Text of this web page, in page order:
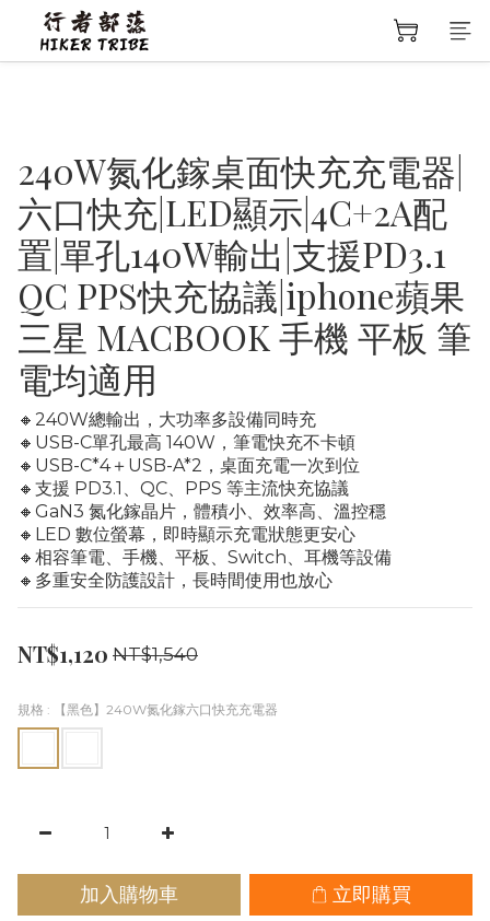
240W氮化鎵桌面快充充電器|
六口快充|LED顯示|4C+2A配
置|單孔140W輸出|支援PD3.1
QC PPS快充協議|iphone蘋果
三星 MACBOOK 手機 平板 筆
電均適用
🔸240W總輸出，大功率多設備同時充
🔸USB-C單孔最高 140W，筆電快充不卡頓
🔸USB-C*4＋USB-A*2，桌面充電一次到位
🔸支援 PD3.1、QC、PPS 等主流快充協議
🔸GaN3 氮化鎵晶片，體積小、效率高、溫控穩
🔸LED 數位螢幕，即時顯示充電狀態更安心
🔸相容筆電、手機、平板、Switch、耳機等設備
🔸多重安全防護設計，長時間使用也放心
NT$1,120 NT$1,540
規格 : 【黑色】240W氮化鎵六口快充充電器
加入購物車 立即購買